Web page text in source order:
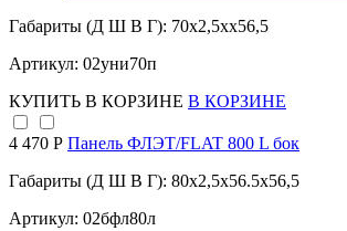
Габариты (Д Ш В Г): 70x2,5xx56,5
Артикул: 02уни70п
КУПИТЬ В КОРЗИНЕ В КОРЗИНЕ
4 470 Р Панель ФЛЭТ/FLAT 800 L бок
Габариты (Д Ш В Г): 80x2,5x56.5x56,5
Артикул: 02бфл80л